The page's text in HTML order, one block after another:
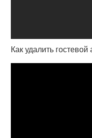
Как удалить